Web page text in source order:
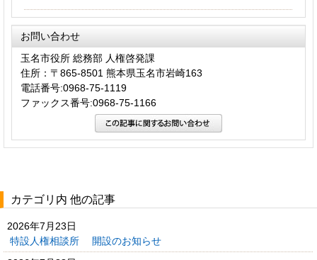
お問い合わせ
玉名市役所 総務部 人権啓発課
住所：〒865-8501 熊本県玉名市岩崎163
電話番号:0968-75-1119
ファックス番号:0968-75-1166
カテゴリ内 他の記事
2026年7月23日
特設人権相談所 開設のお知らせ